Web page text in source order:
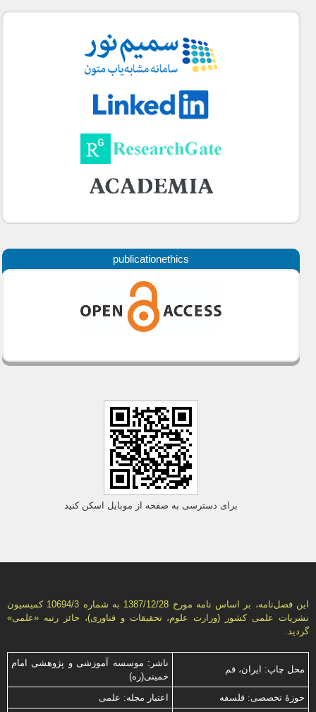
publicationethics
برای دسترسی به صفحه از موبایل اسکن کنید
این فصل‌نامه، بر اساس نامه مورخ 1387/12/28 به شماره 10694/3 كمیسیون
نشریات علمی كشور (وزارت علوم، تحقیقات و فناوری)، حائز رتبه «علمی»
گردید.
محل چاپ: ایران، قم
ناشر: موسسه آموزشی و پژوهشی امام
خمینی(ره)
حوزۀ تخصصی: فلسفه
اعتبار مجله: علمی